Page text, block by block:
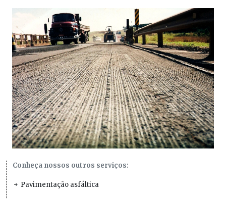
Conheça nossos outros serviços:
Pavimentação asfáltica